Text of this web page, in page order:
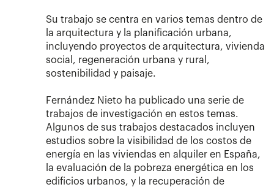
Su trabajo se centra en varios temas dentro de
la arquitectura y la planificación urbana,
incluyendo proyectos de arquitectura, vivienda
social, regeneración urbana y rural,
sostenibilidad y paisaje.
Fernández Nieto ha publicado una serie de
trabajos de investigación en estos temas.
Algunos de sus trabajos destacados incluyen
estudios sobre la visibilidad de los costos de
energía en las viviendas en alquiler en España,
la evaluación de la pobreza energética en los
edificios urbanos, y la recuperación de